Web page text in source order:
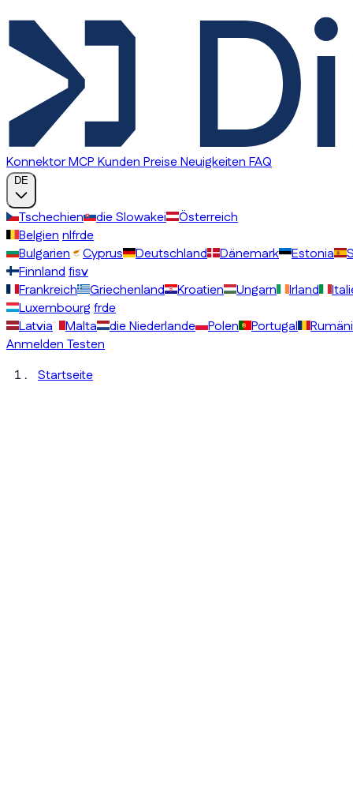
Konnektor MCPKundenPreiseNeuigkeitenFAQ
Tschechien die Slowakei
Österreich
Belgiennlfrde
Bulgarien
Cyprus Deutschland Dänemark Estonia
Finnlandfisv
Frankreich
Griechenland Kroatien Ungarn Irland
Luxembourg frde
Latvia
Malta die Niederlande Polen Portugal
AnmeldenTesten
Startseite